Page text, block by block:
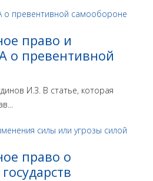
право и
о превентивной
И.З. В статье, которая
право о